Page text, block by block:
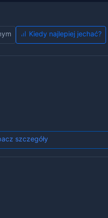
Kiedy najlepiej jechać?
szczegóły